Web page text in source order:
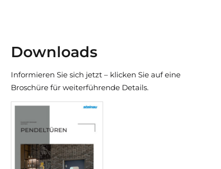
Downloads
Informieren Sie sich jetzt – klicken Sie auf eine
Broschüre für weiterführende Details.